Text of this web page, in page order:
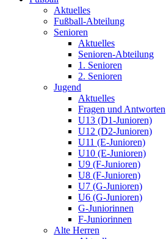
Aktuelles
Fußball-Abteilung
Senioren
Aktuelles
Senioren-Abteilung
1. Senioren
2. Senioren
Jugend
Aktuelles
Fragen und Antworten
U13 (D1-Junioren)
U12 (D2-Junioren)
U11 (E-Junioren)
U10 (E-Junioren)
U9 (F-Junioren)
U8 (F-Junioren)
U7 (G-Junioren)
U6 (G-Junioren)
G-Juniorinnen
F-Juniorinnen
Alte Herren